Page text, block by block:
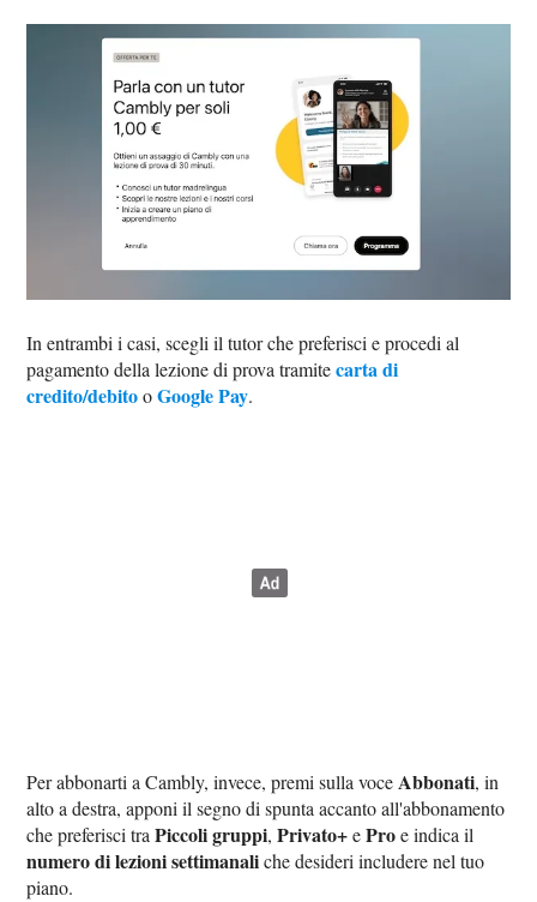
In entrambi i casi, scegli il tutor che preferisci e procedi al
pagamento della lezione di prova tramitecarta di
credito/debitooGoogle Pay.
Per abbonarti a Cambly, invece, premi sulla voceAbbonati, in
alto a destra, apponi il segno di spunta accanto all'abbonamento
che preferisci traPiccoli gruppi,Privato+eProe indica il
numero di lezioni settimanaliche desideri includere nel tuo
piano.